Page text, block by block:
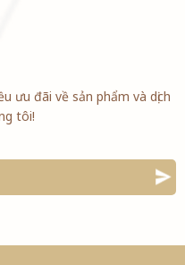
ưu đãi về sản phẩm và dịch
tôi!